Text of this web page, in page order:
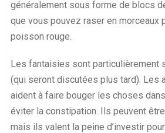
généralement sous forme de blocs
que vous pouvez raser en morceaux
poisson rouge.
Les fantaisies sont particulièrement
(qui seront discutées plus tard). Les
aident à faire bouger les choses
éviter la constipation. Ils peuvent
mais ils valent la peine d’investir